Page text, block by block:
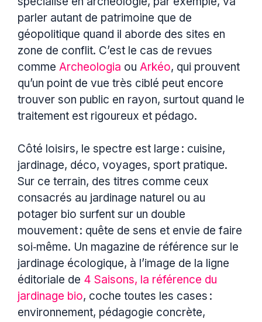
parler autant de patrimoine que de
géopolitique quand il aborde des sites en
zone de conflit. C’est le cas de revues
comme Archeologia ou Arkéo, qui prouvent
qu’un point de vue très ciblé peut encore
trouver son public en rayon, surtout quand le
traitement est rigoureux et pédago.
Côté loisirs, le spectre est large : cuisine,
jardinage, déco, voyages, sport pratique.
Sur ce terrain, des titres comme ceux
consacrés au jardinage naturel ou au
potager bio surfent sur un double
mouvement : quête de sens et envie de faire
soi‑même. Un magazine de référence sur le
jardinage écologique, à l’image de la ligne
éditoriale de 4 Saisons, la référence du
jardinage bio, coche toutes les cases :
environnement, pédagogie concrète,